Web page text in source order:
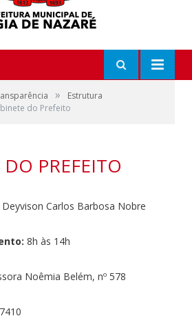
»
Estrutura
do Prefeito
PREFEITO
Deyvison Carlos Barbosa Nobre
8h às 14h
Noêmia Belém, nº 578